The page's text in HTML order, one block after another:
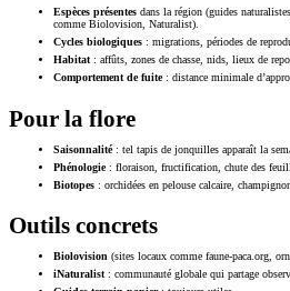
Espèces présentes dans la région (guides
comme Biolovision, Naturalist).
Cycles biologiques : migrations, périodes de
Habitat: affûts, zones de chasse, nids, lieux de
Comportement de fuite: distance minimale
Pour la flore
Saisonnalité: tel tapis de jonquilles apparaît la
Phénologie: floraison, fructification, chute des
Biotopes : orchidées en pelouse calcaire,
Outils concrets
Biolovision (sites locaux comme faune-paca.org,
iNaturalist: communauté globale qui partage